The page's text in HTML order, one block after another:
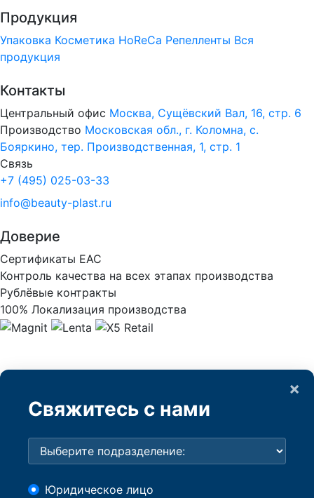
Продукция
Упаковка Косметика HoReCa Репелленты Вся
продукция
Контакты
Центральный офис Москва, Сущёвский Вал, 16, стр. 6
Производство Московская обл., г. Коломна, с.
Бояркино, тер. Производственная, 1, стр. 1
Связь
+7 (495) 025-03-33
info@beauty-plast.ru
Доверие
Сертификаты ЕАС
Контроль качества на всех этапах производства
Рублёвые контракты
100% Локализация производства
×
Свяжитесь с нами
Юридическое лицо